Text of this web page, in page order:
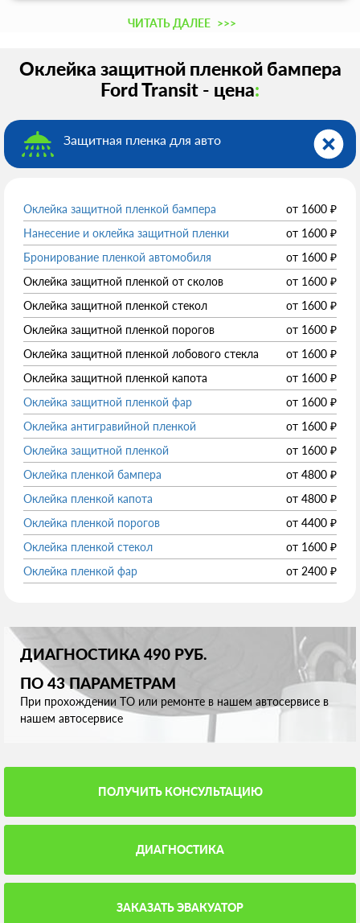
ЧИТАТЬ ДАЛЕЕ >>>
Оклейка защитной пленкой бампера
Ford Transit - цена:
Защитная пленка для авто
Оклейка защитной пленкой бампера от 1600 ₽
Нанесение и оклейка защитной пленки
от 1600 ₽
Бронирование пленкой автомобиля
от 1600 ₽
Оклейка защитной пленкой от сколов
от 1600 ₽
Оклейка защитной пленкой стекол
от 1600 ₽
Оклейка защитной пленкой порогов
от 1600 ₽
Оклейка защитной пленкой лобового стекла
от 1600 ₽
Оклейка защитной пленкой капота
от 1600 ₽
Оклейка защитной пленкой фар
от 1600 ₽
Оклейка антигравийной пленкой
от 1600 ₽
Оклейка защитной пленкой
от 1600 ₽
Оклейка пленкой бампера
от 4800 ₽
Оклейка пленкой капота
от 4800 ₽
Оклейка пленкой порогов
от 4400 ₽
Оклейка пленкой стекол
от 1600 ₽
Оклейка пленкой фар
от 2400 ₽
ДИАГНОСТИКА 490 РУБ.
ПО 43 ПАРАМЕТРАМ
При прохождении ТО или ремонте в нашем автосервисе в
нашем автосервисе
ПОЛУЧИТЬ КОНСУЛЬТАЦИЮ
ДИАГНОСТИКА
ЗАКАЗАТЬ ЭВАКУАТОР